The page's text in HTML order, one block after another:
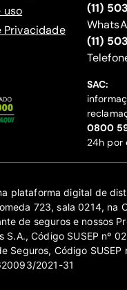
uso
Privacidade
(11)
(11)
SAC:
‍0800
24h por
plataforma digital de
723, sala 0214, na
de seguros e nossos
Código SUSEP nº
Código SUSEP
2021-31